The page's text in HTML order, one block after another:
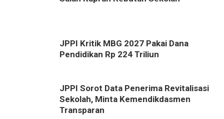
JPPI Kritik MBG 2027 Pakai Dana
Pendidikan Rp 224 Triliun
JPPI Sorot Data Penerima Revitalisasi
Sekolah, Minta Kemendikdasmen
Transparan